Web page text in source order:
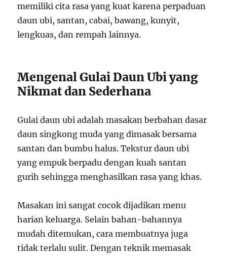
memiliki cita rasa yang kuat karena perpaduan
daun ubi, santan, cabai, bawang, kunyit,
lengkuas, dan rempah lainnya.
Mengenal Gulai Daun Ubi yang
Nikmat dan Sederhana
Gulai daun ubi adalah masakan berbahan dasar
daun singkong muda yang dimasak bersama
santan dan bumbu halus. Tekstur daun ubi
yang empuk berpadu dengan kuah santan
gurih sehingga menghasilkan rasa yang khas.
Masakan ini sangat cocok dijadikan menu
harian keluarga. Selain bahan-bahannya
mudah ditemukan, cara membuatnya juga
tidak terlalu sulit. Dengan teknik memasak